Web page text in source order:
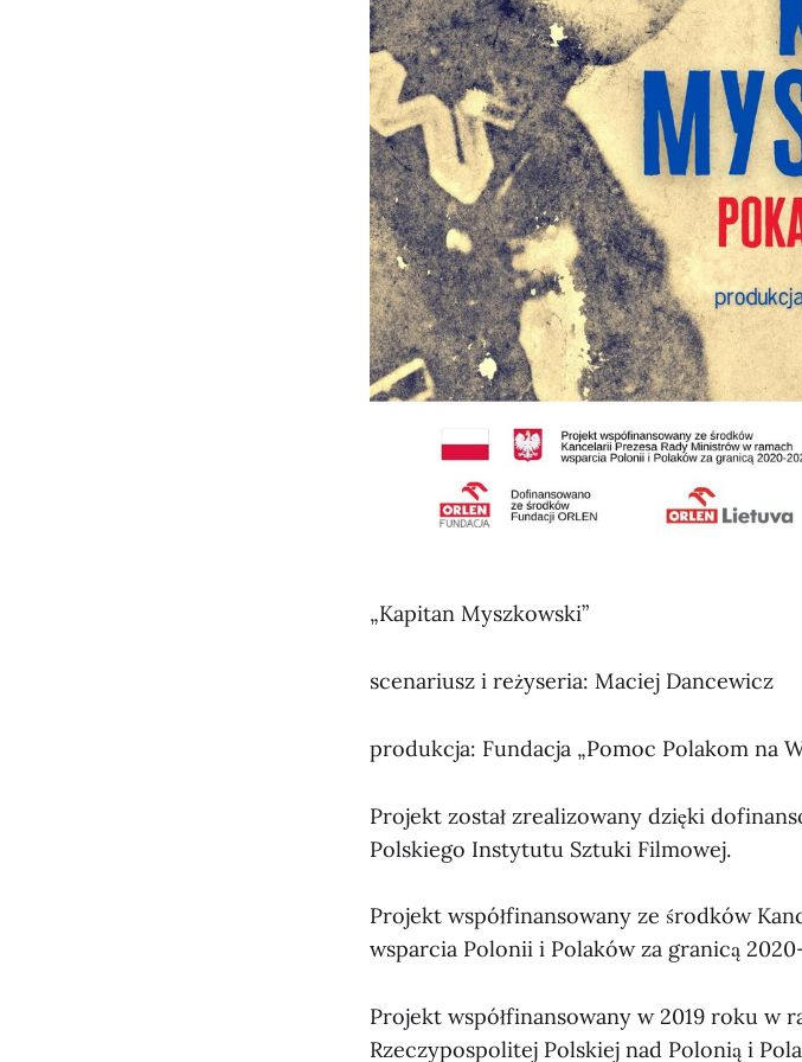
„Kapitan Myszkowski”
scenariusz i reżyseria: Maciej Dancewicz
produkcja: Fundacja „Pomoc Polakom na
Projekt został zrealizowany dzięki
Polskiego Instytutu Sztuki Filmowej.
Projekt współfinansowany ze środków
wsparcia Polonii i Polaków za granicą
Projekt współfinansowany w 2019 roku w
Rzeczypospolitej Polskiej nad Polonią i